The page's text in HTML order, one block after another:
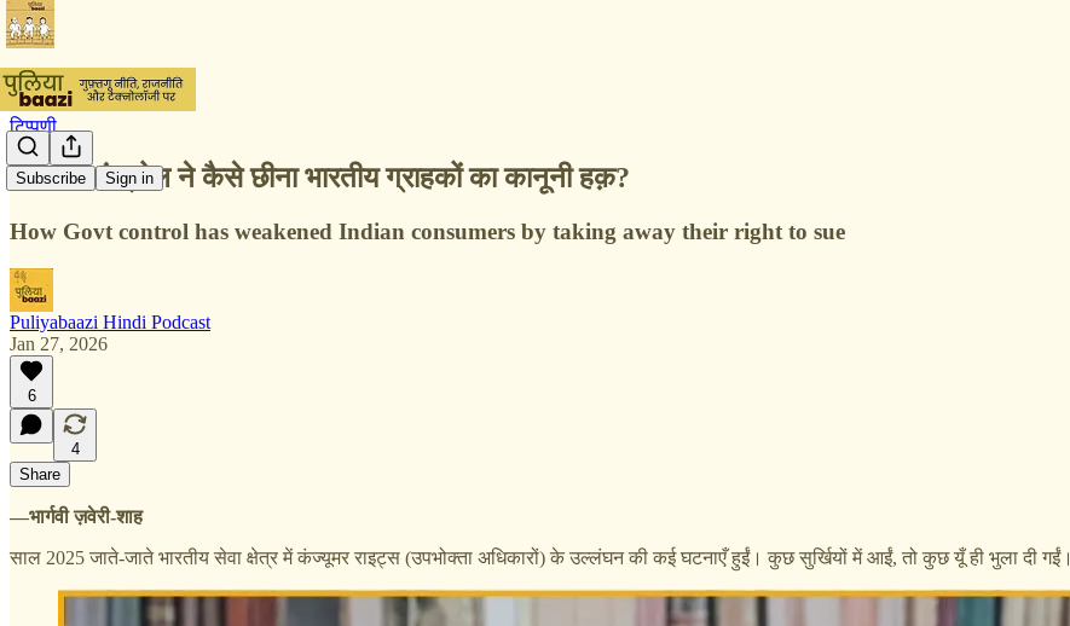
Subscribe Sign in
टिप्पणी
सरकारी कंट्रोल ने कैसे छीना भारतीय ग्राहकों का कानूनी हक़?
How Govt control has weakened Indian consumers by taking away their right to sue
Puliyabaazi Hindi Podcast
Jan 27, 2026
6
4
Share
—भार्गवी ज़वेरी-शाह
साल 2025 जाते-जाते भारतीय सेवा क्षेत्र में कंज्यूमर राइट्स (उपभोक्ता अधिकारों) के उल्लंघन की कई घटनाएँ हुईं। कुछ सुर्खियों में आईं, तो कुछ यूँ ही भुला दी गईं।